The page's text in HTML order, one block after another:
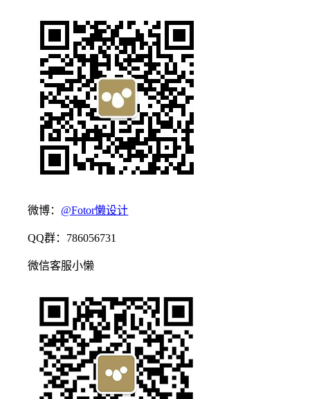
微博： @Fotor懒设计
QQ群：786056731
微信客服小懒